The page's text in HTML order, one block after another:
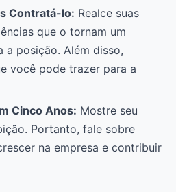
Contratá-lo: Realce suas
que o tornam um
a posição. Além disso,
você pode trazer para a
Cinco Anos: Mostre seu
Portanto, fale sobre
na empresa e contribuir